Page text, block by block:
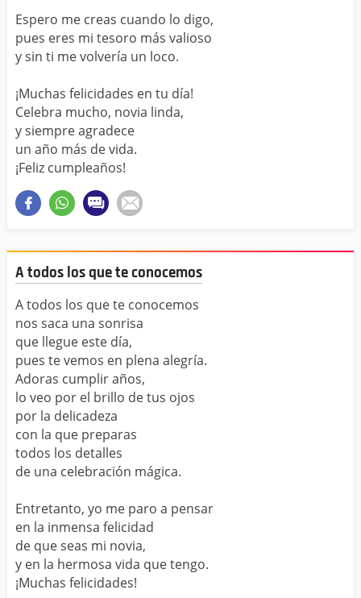
Espero me creas cuando lo digo,
pues eres mi tesoro más valioso
y sin ti me volvería un loco.
¡Muchas felicidades en tu día!
Celebra mucho, novia linda,
y siempre agradece
un año más de vida.
¡Feliz cumpleaños!
A todos los que te conocemos
A todos los que te conocemos
nos saca una sonrisa
que llegue este día,
pues te vemos en plena alegría.
Adoras cumplir años,
lo veo por el brillo de tus ojos
por la delicadeza
con la que preparas
todos los detalles
de una celebración mágica.
Entretanto, yo me paro a pensar
en la inmensa felicidad
de que seas mi novia,
y en la hermosa vida que tengo.
¡Muchas felicidades!